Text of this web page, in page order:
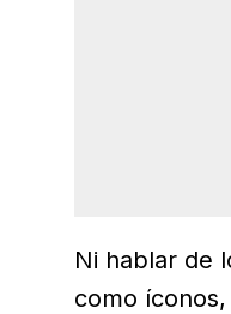
Ni hablar de
como